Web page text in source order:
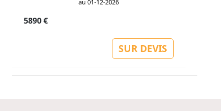
au 01-12-2026
5890 €
SUR DEVIS